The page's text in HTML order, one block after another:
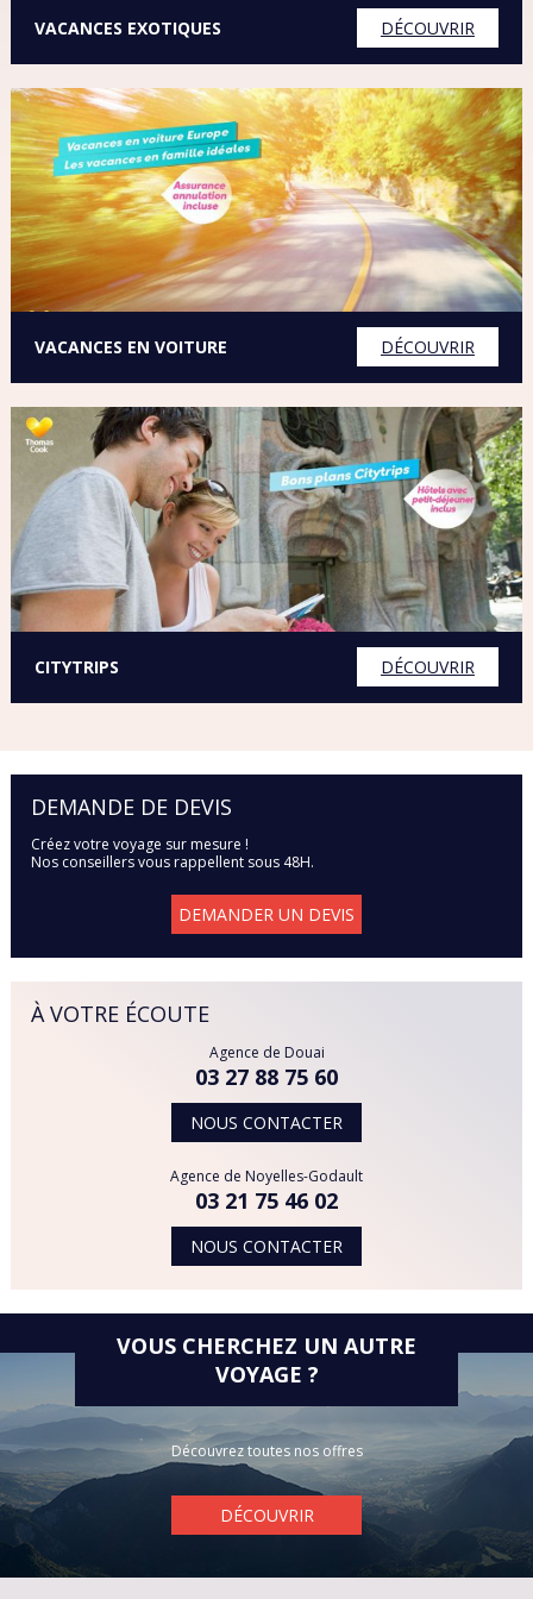
EGYPTE
ESPAGNE
ÉTATS-UNIS
FRANCE
GRECE
ILES GRENADINES
IRLANDE
ITALIE
MAROC
RÉPUBLIQUE TCHÈQUE
SARDAIGNE
SRI LANKA
THAÏLANDE
TUNISIE
VIETNAM
VACANCES EXOTIQUES DÉCOUVRIR
VACANCES EN VOITURE DÉCOUVRIR
CITYTRIPS DÉCOUVRIR
DEMANDE DE DEVIS
Créez votre voyage sur mesure !
Nos conseillers vous rappellent sous 48H.
DEMANDER UN DEVIS
À VOTRE ÉCOUTE
Agence de Douai
03 27 88 75 60
NOUS CONTACTER
Agence de Noyelles-Godault
03 21 75 46 02
NOUS CONTACTER
VOUS CHERCHEZ UN AUTRE
VOYAGE ?
Découvrez toutes nos offres
DÉCOUVRIR